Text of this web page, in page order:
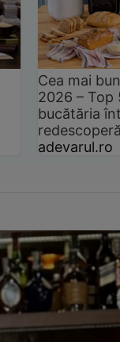
Cea mai
2026 –
bucătăria
adevarul.ro